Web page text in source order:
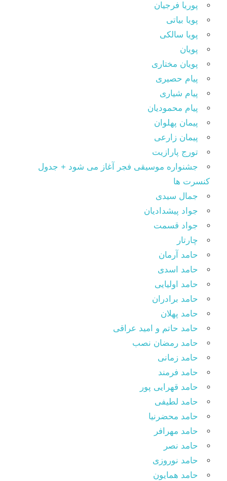
پوریا فرجیان
پویا بیاتی
پویا سالکی
پویان
پویان مختاری
پیام حصیری
پیام شیاری
پیام محمودیان
پیمان پهلوان
پیمان زارعی
تورج پارازیت
جشنواره موسیقی فجر آغاز می شود + جدول
کنسرت ها
جمال سیدی
جواد پیشدادیان
جواد قسمت
چارتار
حامد آرمان
حامد اسدی
حامد اولیایی
حامد برادران
حامد پهلان
حامد حاتم و امید عراقی
حامد رمضان نصب
حامد زمانی
حامد فرمند
حامد قهرایی پور
حامد لطیفی
حامد محضرنیا
حامد مهرافر
حامد نصر
حامد نوروزی
حامد همایون